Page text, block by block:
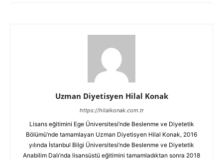
Uzman Diyetisyen Hilal Konak
https://hilalkonak.com.tr
Lisans eğitimini Ege Üniversitesi’nde Beslenme ve Diyetetik
Bölümü’nde tamamlayan Uzman Diyetisyen Hilal Konak, 2016
yılında İstanbul Bilgi Üniversitesi’nde Beslenme ve Diyetetik
Anabilim Dalı’nda lisansüstü eğitimini tamamladıktan sonra 2018